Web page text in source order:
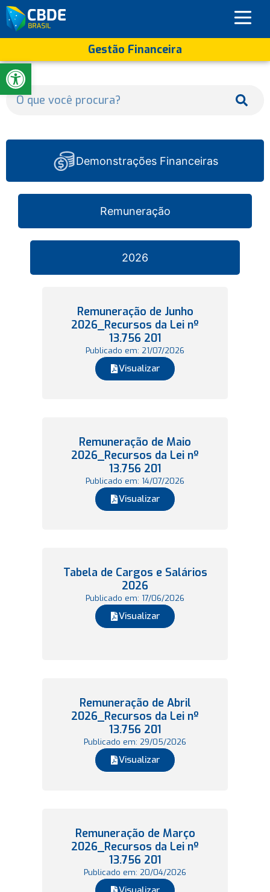
Abrir a barra de ferramentas
Gestão Financeira
Demonstrações Financeiras
Remuneração
2026
Remuneração de Junho
2026_Recursos da Lei nº
13.756 201
Publicado em: 21/07/2026
Visualizar
Remuneração de Maio
2026_Recursos da Lei nº
13.756 201
Publicado em: 14/07/2026
Visualizar
Tabela de Cargos e Salários
2026
Publicado em: 17/06/2026
Visualizar
Remuneração de Abril
2026_Recursos da Lei nº
13.756 201
Publicado em: 29/05/2026
Visualizar
Remuneração de Março
2026_Recursos da Lei nº
13.756 201
Publicado em: 20/04/2026